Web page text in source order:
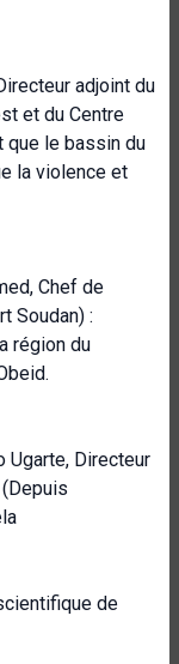
adjoint du
et du Centre
que le bassin du
la violence et
Chef de
Soudan) :
région du
Ugarte, Directeur
de